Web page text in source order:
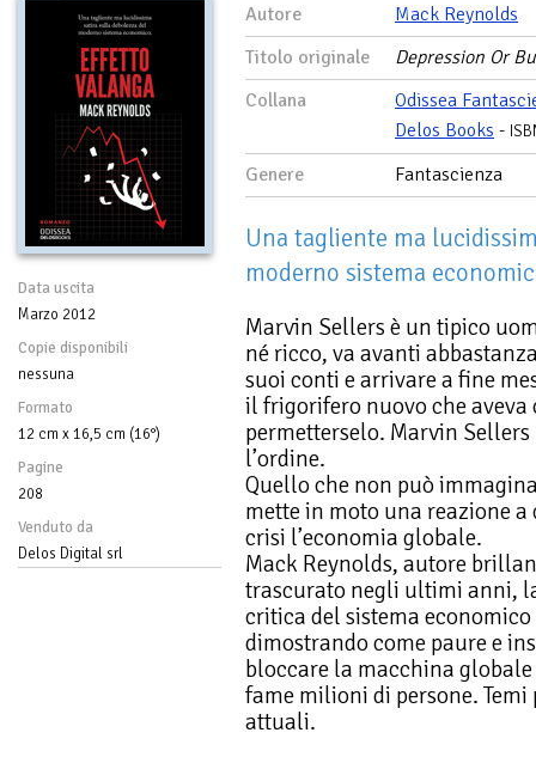
Data uscita
Marzo 2012
Copie disponibili
nessuna
Formato
12 cm x 16,5 cm (16°)
Pagine
208
Venduto da
Delos Digital srl
Autore
Mack Reynolds
Titolo originale
Depression Or
Collana
Odissea
Delos Books -
Genere Fantascienza
Una tagliente ma
moderno sistema
Marvin Sellers è un tipico
né ricco, va avanti
suoi conti e arrivare a fine
il frigorifero nuovo che
permetterselo. Marvin
l’ordine.
Quello che non può
mette in moto una reazione
crisi l’economia globale.
Mack Reynolds, autore
trascurato negli ultimi anni,
critica del sistema
dimostrando come paure e
bloccare la macchina
fame milioni di persone.
attuali.